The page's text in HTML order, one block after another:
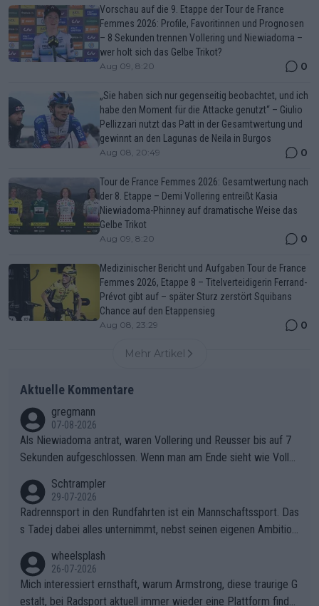
Vorschau auf die 9. Etappe der Tour de France
Femmes 2026: Profile, Favoritinnen und Prognosen
– 8 Sekunden trennen Vollering und Niewiadoma –
wer holt sich das Gelbe Trikot?
Aug 09, 8:20 0
„Sie haben sich nur gegenseitig beobachtet, und ich
habe den Moment für die Attacke genutzt“ – Giulio
Pellizzari nutzt das Patt in der Gesamtwertung und
gewinnt an den Lagunas de Neila in Burgos
Aug 08, 20:49 0
Tour de France Femmes 2026: Gesamtwertung nach
der 8. Etappe – Demi Vollering entreißt Kasia
Niewiadoma-Phinney auf dramatische Weise das
Gelbe Trikot
Aug 09, 8:20 0
Medizinischer Bericht und Aufgaben Tour de France
Femmes 2026, Etappe 8 – Titelverteidigerin Ferrand-
Prévot gibt auf – später Sturz zerstört Squibans
Chance auf den Etappensieg
Aug 08, 23:29 0
Mehr Artikel
Aktuelle Kommentare
gregmann
07-08-2026
Als Niewiadoma antrat, waren Vollering und Reusser bis auf 7
Sekunden aufgeschlossen. Wenn man am Ende sieht wie Voller
ering die 7 Sekunden zu Niewiadoma nicht geschlossen hat un
d den Abstand hat anwachsen lassen. Ein schwerer taktischer
Fehler, der den Tour Sieg kosten wird.Diese Beobachtung trifft
Zögerlichkeit von Demi Vollering in diesem Moment war das e
ntscheidende Puzzleteil, das Katarzyna Niewiadoma die Tür z
um Gelben Trikot geöffnet hat.Das taktische Dilemma am Mon
Schtrampler
29-07-2026
Radrennsport in den Rundfahrten ist ein Mannschaftssport. Das
s Tadej dabei alles unternimmt, nebst seinen eigenen Ambition
ganze Team auch mental stark zu machen und konkret am Erf
olg teilzuhaben, ist ihm ganz hoch anzurechnen. Das ist ein Zei
chen weit über den Radsport hinaus.
wheelsplash
26-07-2026
Mich interessiert ernsthaft, warum Armstrong, diese traurige G
estalt, bei Radsport aktuell immer wieder eine Plattform finde